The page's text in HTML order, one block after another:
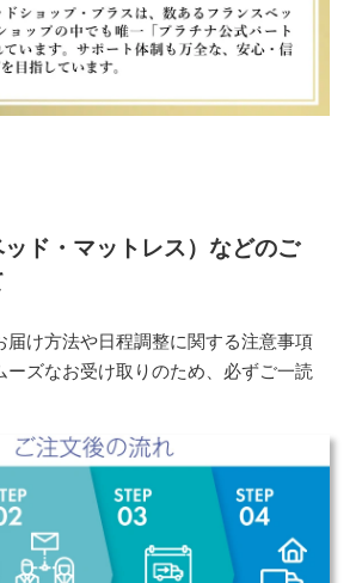
ド・マットレス）などのご
届け方法や日程調整に関する注意事項
ーズなお受け取りのため、必ずご一読